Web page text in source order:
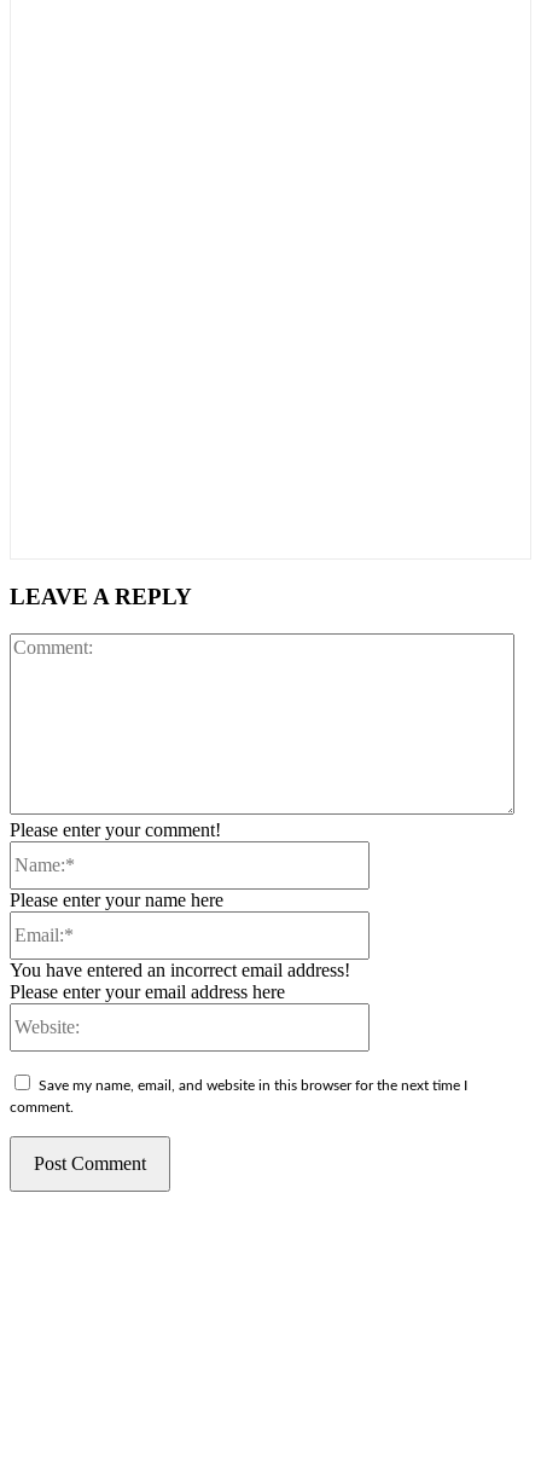
LEAVE A REPLY
Please enter your comment!
Please enter your name here
You have entered an incorrect email address!
Please enter your email address here
Save my name, email, and website in this browser for the next time I
comment.